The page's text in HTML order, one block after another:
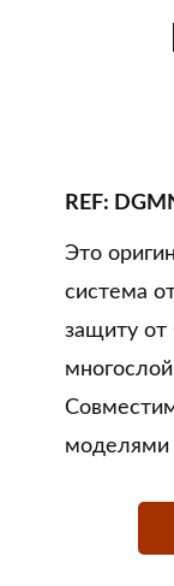
REF:
Это
система
защиту от
моделями